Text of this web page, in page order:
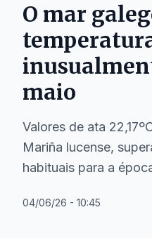
O mar
maio
Valores de ata
Mariña lucense,
habituais para a
04/06/26 - 10:45